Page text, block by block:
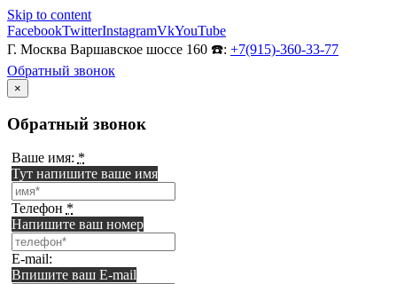
Skip to content
FacebookTwitterInstagramVkYouTube
Г. Москва Варшавское шоссе 160 ☎️: +7(915)-360-33-77
Обратный звонок
×
Обратный звонок
Ваше имя: *
Тут напишите ваше имя
Телефон *
Напишите ваш номер
E-mail:
Впишите ваш E-mail